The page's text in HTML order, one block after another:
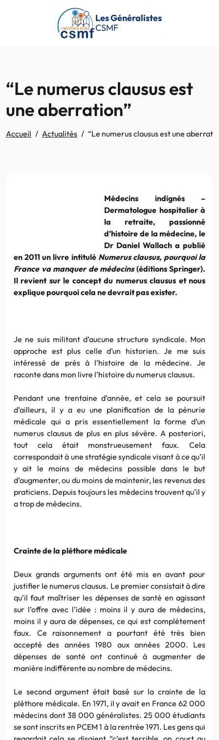
Passer au contenu principal
Les Généralistes
CSMF
“Le numerus clausus est
une aberration”
Accueil Actualités “Le numerus clausus est une
Médecins indignés –
Dermatologue hospitalier à
la retraite, passionné
d’histoire de la médecine, le
Dr Daniel Wallach a publié
en 2011 un livre intitulé Numerus clausus, pourquoi la
France va manquer de médecins(éditions Springer).
Il revient sur le concept du numerus clausus et nous
explique pourquoi cela ne devrait pas exister.
Je ne suis militant d’aucune structure syndicale. Mon
approche est plus celle d’un historien. Je me suis
intéressé de près à l’histoire de la médecine. Je
raconte dans mon livre l’histoire du numerus clausus.
Pendant une trentaine d’année, et cela se poursuit
d’ailleurs, il y a eu une planification de la pénurie
médicale qui a pris essentiellement la forme d’un
numerus clausus de plus en plus sévère. A posteriori,
tout cela était monstrueusement faux. Cela
correspondait à une stratégie syndicale visant à ce qu’il
y ait le moins de médecins possible dans le but
d’augmenter, ou du moins de maintenir, les revenus des
praticiens. Depuis toujours les médecins trouvent qu’il y
a trop de médecins.
Crainte de la pléthore médicale
Deux grands arguments ont été mis en avant pour
justifier le numerus clausus. Le premier consistait à dire
qu’il faut maîtriser les dépenses de santé en agissant
sur l’offre avec l’idée : moins il y aura de médecins,
moins il y aura de dépenses, ce qui est complétement
faux. Ce raisonnement a pourtant été très bien
accepté des années 1980 aux années 2000. Les
dépenses de santé ont continué à augmenter de
manière indifférente au nombre de médecins.
Le second argument était basé sur la crainte de la
pléthore médicale. En 1971, il y avait en France 62 000
médecins dont 38 000 généralistes. 25 000 étudiants
se sont inscrits en PCEM 1 à la rentrée 1971. Les gens qui